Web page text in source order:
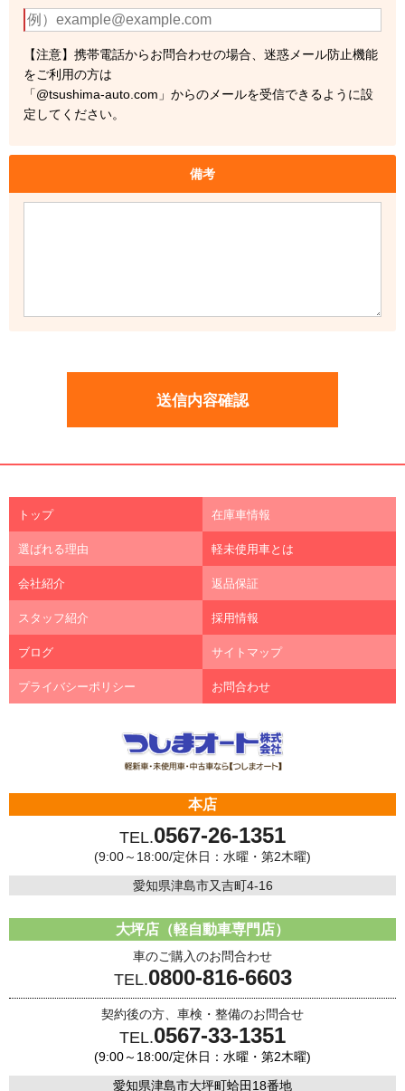
【注意】携帯電話からお問合わせの場合、迷惑メール防止機能
をご利用の方は
「@tsushima-auto.com」からのメールを受信できるように設
定してください。
備考
トップ 在庫車情報
選ばれる理由 軽未使用車とは
会社紹介 返品保証
スタッフ紹介 採用情報
ブログ サイトマップ
プライバシーポリシー お問合わせ
本店
TEL.0567-26-1351
(9:00～18:00/定休日：水曜・第2木曜)
愛知県津島市又吉町4-16
大坪店（軽自動車専門店）
車のご購入のお問合わせ
TEL.0800-816-6603
契約後の方、車検・整備のお問合せ
TEL.0567-33-1351
(9:00～18:00/定休日：水曜・第2木曜)
愛知県津島市大坪町蛤田18番地